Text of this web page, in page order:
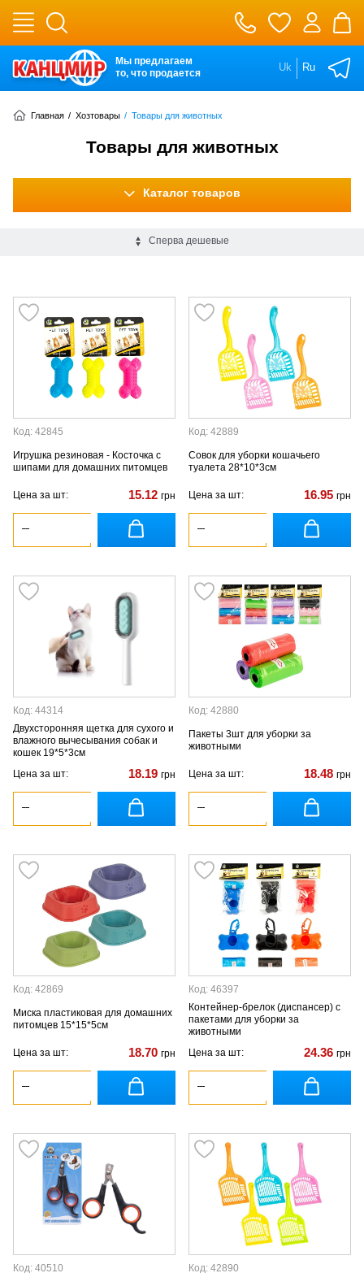
Мы предлагаем
то, что продается
Uk Ru
Главная / Хозтовары / Товары для животных
Товары для животных
Каталог товаров
Сперва дешевые
Код: 42845
Игрушка резиновая - Косточка с
шипами для домашних питомцев
Цена за шт: 15.12 грн
Код: 42889
Совок для уборки кошачьего
туалета 28*10*3см
Цена за шт: 16.95 грн
Код: 44314
Двухсторонняя щетка для сухого и
влажного вычесывания собак и
кошек 19*5*3см
Цена за шт:
18.19 грн
Код: 42880
Пакеты 3шт для уборки за
животными
Цена за шт: 18.48 грн
Код: 42869
Миска пластиковая для домашних
питомцев 15*15*5см
Цена за шт: 18.70 грн
Код: 46397
Контейнер-брелок (диспансер) с
пакетами для уборки за
животными
Цена за шт:
24.36 грн
Код: 40510 Код: 42890